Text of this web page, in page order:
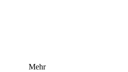
Mehr